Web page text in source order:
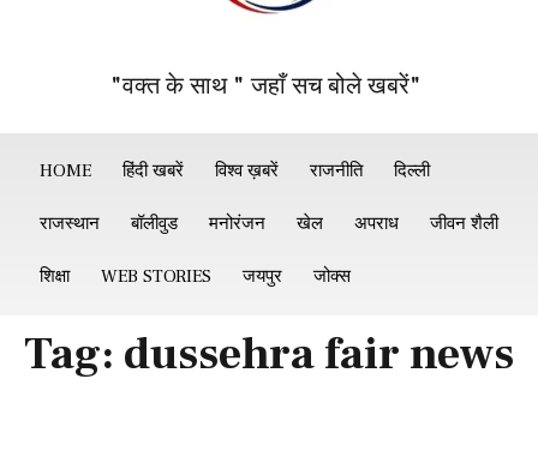
"वक्त के साथ " जहाँ सच बोले खबरें"
HOME हिंदी खबरें विश्व ख़बरें राजनीति दिल्ली
राजस्थान बॉलीवुड मनोरंजन खेल अपराध जीवन शैली
शिक्षा WEB STORIES जयपुर जोक्स
Tag: dussehra fair news